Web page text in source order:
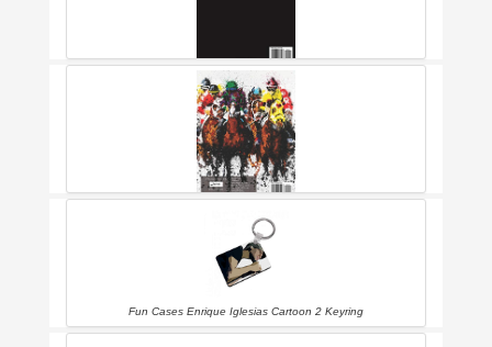
What Would Enrique Iglesias Do?: Enrique Iglesias Notebook/
Journal/ Notepad/ Diary For Women, Men, Girls, Boys, Fans,
Supporters, Teens, Adults And Kids | 100 Black Lined Pages | 8.5 X
11 Inches | A4
Drawing And Creative Doodling Notebook To Draw And Journal 8.5
X 11 In Large (21.59 X 27.94 Cm)
Fun Cases Enrique Iglesias Cartoon 2 Keyring